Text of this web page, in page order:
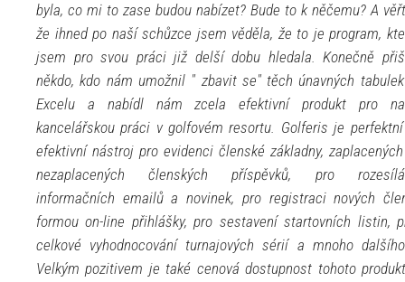
byla, co mi to zase budou nabízet? Bude to k něčemu? A
že ihned po naší schůzce jsem věděla, že to je program,
jsem pro svou práci již delší dobu hledala. Konečně
někdo, kdo nám umožnil " zbavit se" těch únavných
Excelu a nabídl nám zcela efektivní produkt pro
kancelářskou práci v golfovém resortu. Golferis je
efektivní nástroj pro evidenci členské základny,
nezaplacených členských příspěvků, pro
informačních emailů a novinek, pro registraci nových
formou on-line přihlášky, pro sestavení startovních listin,
celkové vyhodnocování turnajových sérií a mnoho
Velkým pozitivem je také cenová dostupnost tohoto